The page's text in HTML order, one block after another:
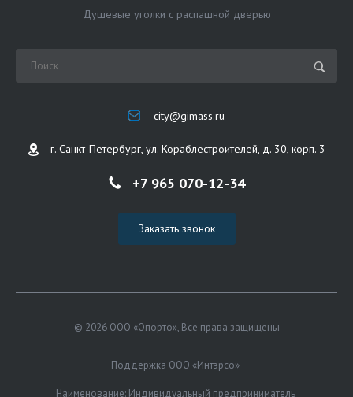
Душевые уголки с распашной дверью
city@gimass.ru
г. Санкт-Петербург, ул. Кораблестроителей, д. 30, корп. 3
+7 965 070-12-34
Заказать звонок
© 2026 ООО «Опорто», Все права защищены
Поддержка ООО «Интэрсо»
Наименование: Индивидуальный предприниматель